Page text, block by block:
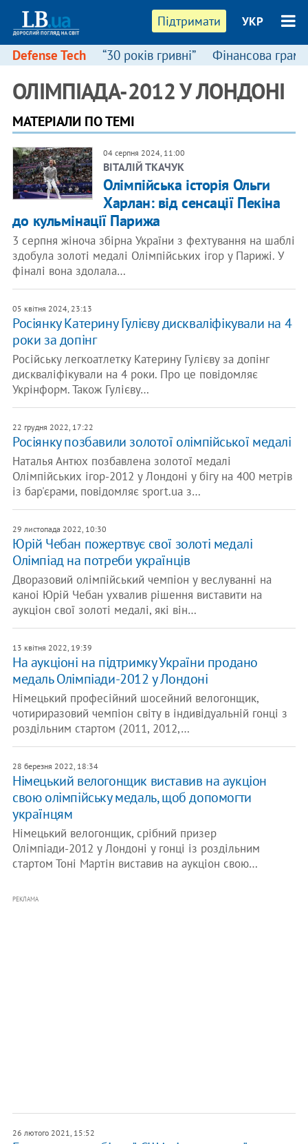
Підтримати УКР
Defense Tech “30 років гривні” Фінансова
ОЛІМПІАДА-2012 У ЛОНДОНІ
МАТЕРІАЛИ ПО ТЕМІ
04 серпня 2024, 11:00
ВІТАЛІЙ ТКАЧУК
Олімпійська історія Ольги
Харлан: від сенсації Пекіна
до кульмінації Парижа
3 серпня жіноча збірна України з фехтування на шаблі
здобула золоті медалі Олімпійських ігор у Парижі. У
фіналі вона здолала…
05 квітня 2024, 23:13
Росіянку Катерину Гулієву дискваліфікували на 4
роки за допінг
Російську легкоатлетку Катерину Гулієву за допінг
дискваліфікували на 4 роки. Про це повідомляє
Укрінформ. Також Гулієву…
22 грудня 2022, 17:22
Росіянку позбавили золотої олімпійської медалі
Наталья Антюх позбавлена золотої медалі
Олімпійських ігор-2012 у Лондоні у бігу на 400 метрів
із бар'єрами, повідомляє sport.ua з…
29 листопада 2022, 10:30
Юрій Чебан пожертвує свої золоті медалі
Олімпіад на потреби українців
Дворазовий олімпійський чемпіон у веслуванні на
каноі Юрій Чебан ухвалив рішення виставити на
аукціон свої золоті медалі, які він…
13 квітня 2022, 19:39
На аукціоні на підтримку України продано
медаль Олімпіади-2012 у Лондоні
Німецький професійний шосейний велогонщик,
чотириразовий чемпіон світу в індивідуальній гонці з
роздільним стартом (2011, 2012,…
28 березня 2022, 18:34
Німецький велогонщик виставив на аукціон
свою олімпійську медаль, щоб допомогти
українцям
Німецький велогонщик, срібний призер
Олімпіади-2012 у Лондоні у гонці із роздільним
стартом Тоні Мартін виставив на аукціон свою…
РЕКЛАМА
26 лютого 2021, 15:52